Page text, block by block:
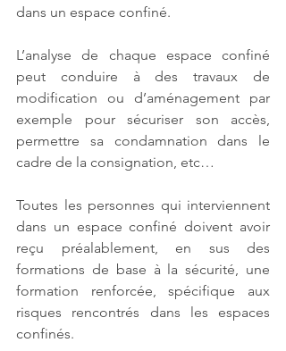
dans un espace confiné.
L’analyse de chaque espace confiné
peut conduire à des travaux de
modification ou d’aménagement par
exemple pour sécuriser son accès,
permettre sa condamnation dans le
cadre de la consignation, etc…
Toutes les personnes qui interviennent
dans un espace confiné doivent avoir
reçu préalablement, en sus des
formations de base à la sécurité, une
formation renforcée, spécifique aux
risques rencontrés dans les espaces
confinés.